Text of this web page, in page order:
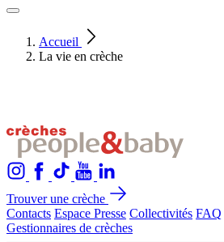
Accueil
La vie en crèche
Trouver une crèche
Contacts Espace Presse Collectivités FAQ
Gestionnaires de crèches